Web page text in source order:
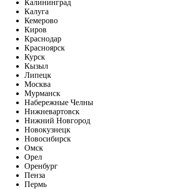
Калининград
Калуга
Кемерово
Киров
Краснодар
Красноярск
Курск
Кызыл
Липецк
Москва
Мурманск
Набережные Челны
Нижневартовск
Нижний Новгород
Новокузнецк
Новосибирск
Омск
Орел
Оренбург
Пенза
Пермь